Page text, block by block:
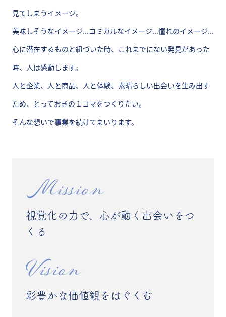
見てしまうイメージ。
美味しそうなイメージ...コミカルなイメージ...憧れのイメージ...
心に潜在するものと紐づいた時、これまでにない発見があった
時、人は感動します。
人と企業、人と商品、人と体験、素晴らしい出会いを生み出す
ため、とっておきの１コマをつくりたい。
そんな想いで事業を続けてまいります。
Mission
視覚化の力で、心が動く出会いをつ
くる
Vision
彩豊かな価値観をはぐくむ